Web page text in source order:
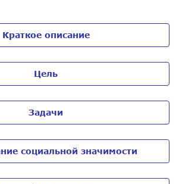
Краткое описание
Цель
Задачи
социальной значимости